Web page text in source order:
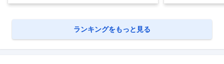
ランキングをもっと見る